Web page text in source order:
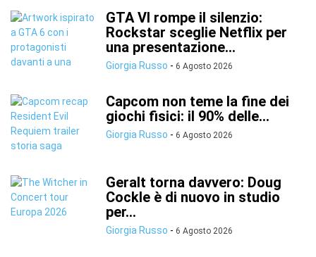
GTA VI rompe il silenzio:
Rockstar sceglie Netflix per
una presentazione...
Giorgia Russo - 6 Agosto 2026
Capcom non teme la fine dei
giochi fisici: il 90% delle...
Giorgia Russo - 6 Agosto 2026
Geralt torna davvero: Doug
Cockle è di nuovo in studio
per...
Giorgia Russo - 6 Agosto 2026